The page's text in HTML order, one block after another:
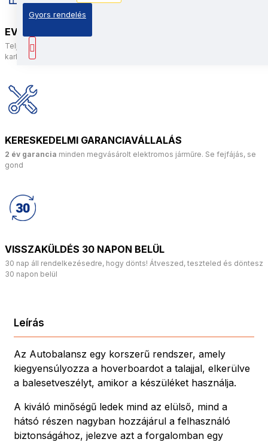
Gyors rendelés
EV-DOCTOR MŰHELY
Teljes szakértői csapat az elektromos járművek javításához és
karbantartásához
KERESKEDELMI GARANCIAVÁLLALÁS
2 év garancia minden megvásárolt elektromos járműre. Se fejfájás, se
gond
VISSZAKÜLDÉS 30 NAPON BELÜL
30 nap áll rendelkezésedre, hogy dönts! Átveszed, teszteled és döntesz
30 napon belül
Leírás
Az Autobalansz egy korszerű rendszer, amely
kiegyensúlyozza a hoverboardot a talajjal, elkerülve
a balesetveszélyt, amikor a készüléket használja.
A kiváló minőségű ledek mind az elülső, mind a
hátsó részen nagyban hozzájárul a felhasználó
biztonságához, jelezve azt a forgalomban egy